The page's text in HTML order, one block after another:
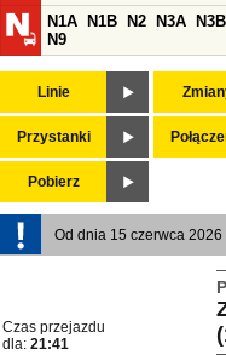
N1A
N1B N2 N3A N3B
N9
Linie
Przystanki
Pobierz
Od dnia 15 czerwca 2026
Czas przejazdu
dla: 21:41